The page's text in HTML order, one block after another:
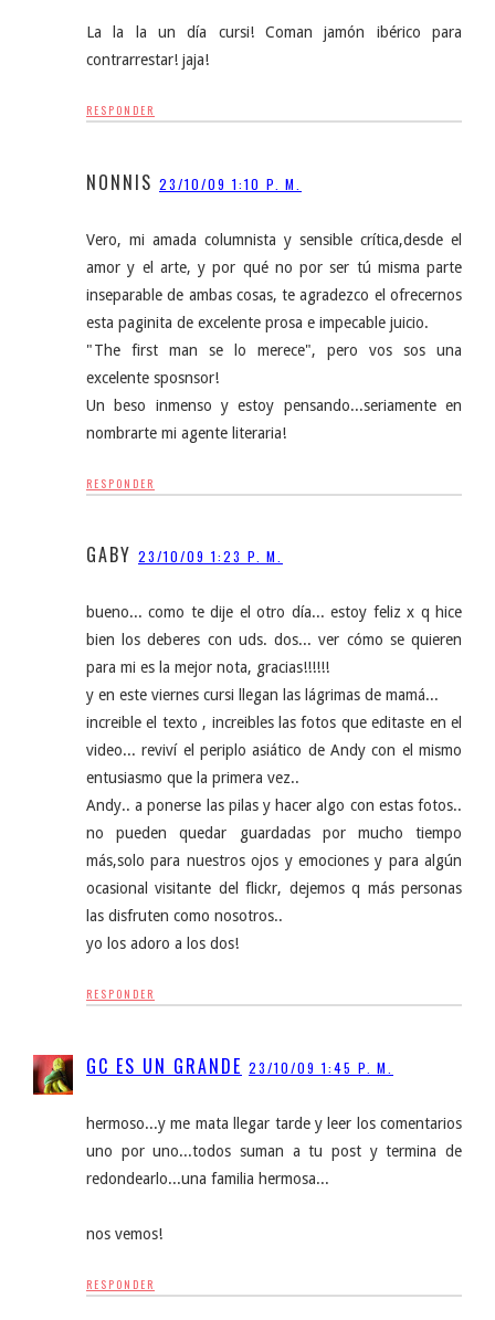
La la la un día cursi! Coman jamón ibérico para
contrarrestar! jaja!
RESPONDER
NONNIS 23/10/09 1:10 P. M.
Vero, mi amada columnista y sensible crítica,desde el
amor y el arte, y por qué no por ser tú misma parte
inseparable de ambas cosas, te agradezco el ofrecernos
esta paginita de excelente prosa e impecable juicio.
"The first man se lo merece", pero vos sos una
excelente sposnsor!
Un beso inmenso y estoy pensando...seriamente en
nombrarte mi agente literaria!
RESPONDER
GABY 23/10/09 1:23 P. M.
bueno... como te dije el otro día... estoy feliz x q hice
bien los deberes con uds. dos... ver cómo se quieren
para mi es la mejor nota, gracias!!!!!!
y en este viernes cursi llegan las lágrimas de mamá...
increible el texto , increibles las fotos que editaste en el
video... reviví el periplo asiático de Andy con el mismo
entusiasmo que la primera vez..
Andy.. a ponerse las pilas y hacer algo con estas fotos..
no pueden quedar guardadas por mucho tiempo
más,solo para nuestros ojos y emociones y para algún
ocasional visitante del flickr, dejemos q más personas
las disfruten como nosotros..
yo los adoro a los dos!
RESPONDER
GC ES UN GRANDE 23/10/09 1:45 P. M.
hermoso...y me mata llegar tarde y leer los comentarios
uno por uno...todos suman a tu post y termina de
redondearlo...una familia hermosa...
nos vemos!
RESPONDER